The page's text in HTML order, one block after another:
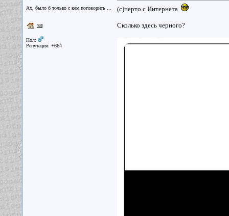
Ах, было б только с кем поговорить ...
Пол:
Репутация: +664
(с)перто с Интернета
Сколько здесь черного?